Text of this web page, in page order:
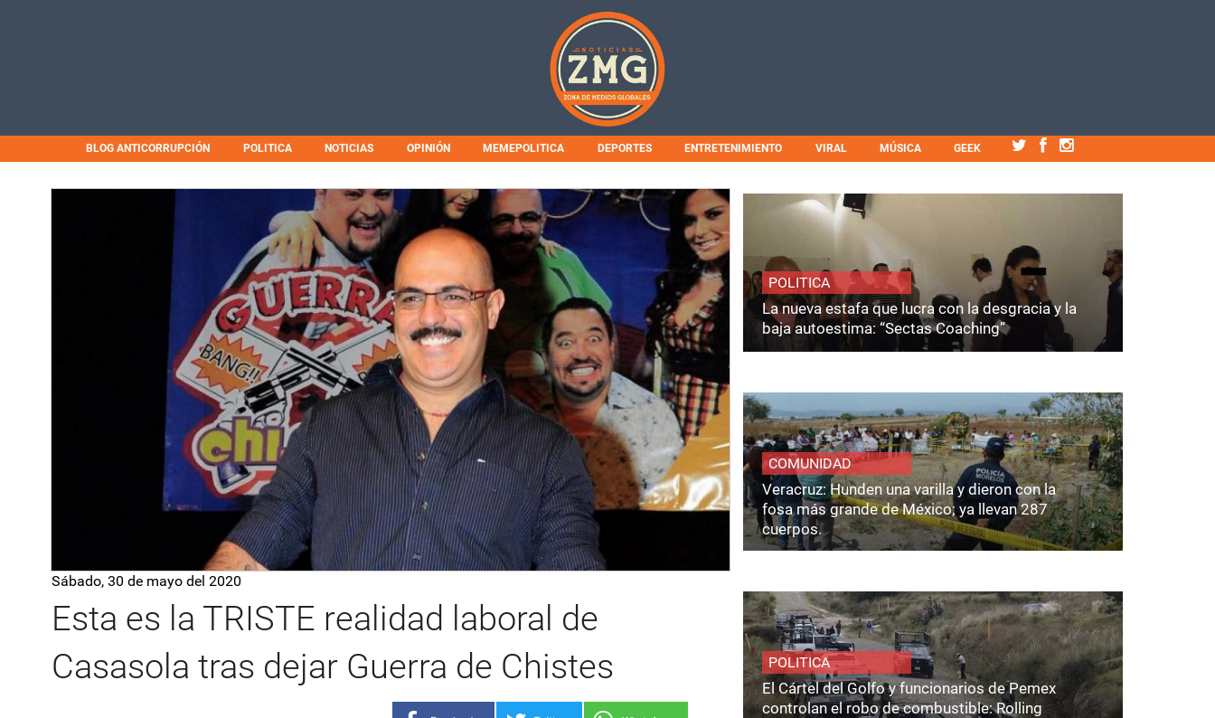
BLOG ANTICORRUPCIÓN POLITICA NOTICIAS OPINIÓN MEMEPOLITICA DEPORTES ENTRETENIMIENTO VIRAL MÚSICA GEEK
Sábado, 30 de mayo del 2020
Esta es la TRISTE realidad laboral de
Casasola tras dejar Guerra de Chistes
POLITICA
La nueva estafa que lucra con la desgracia y la
baja autoestima: “Sectas Coaching”
COMUNIDAD
Veracruz: Hunden una varilla y dieron con la
fosa más grande de México; ya llevan 287
cuerpos.
POLITICA
El Cártel del Golfo y funcionarios de Pemex
controlan el robo de combustible: Rolling